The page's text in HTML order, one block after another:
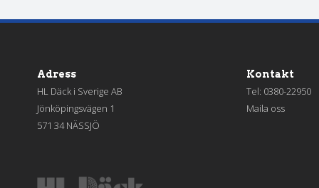
Adress
HL Däck i Sverige AB
Jönköpingsvägen 1
571 34 NÄSSJÖ
Kontakt
Tel: 0380-22950
Maila oss